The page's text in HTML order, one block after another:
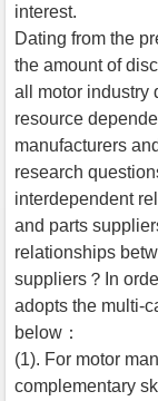
interest.
Dating from the
the amount of
all motor industry
resource
manufacturers
research
interdependent
and parts
relationships
suppliers？In
adopts the multi-
below：
(1). For motor
complementary